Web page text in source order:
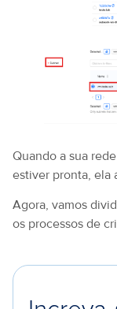
Quando a sua
estiver pronta, ela
Agora, vamos
os processos de